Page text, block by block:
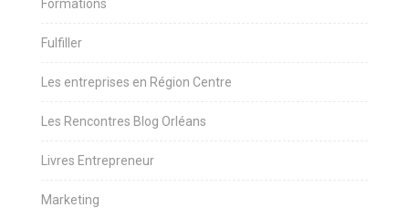
Formations
Fulfiller
Les entreprises en Région Centre
Les Rencontres Blog Orléans
Livres Entrepreneur
Marketing